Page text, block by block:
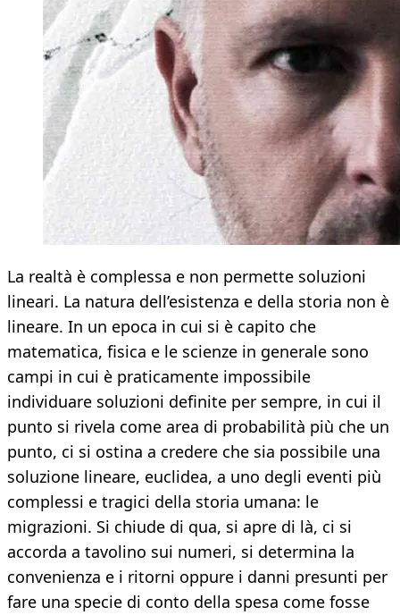
La realtà è complessa e non permette soluzioni
lineari. La natura dell’esistenza e della storia non è
lineare. In un epoca in cui si è capito che
matematica, fisica e le scienze in generale sono
campi in cui è praticamente impossibile
individuare soluzioni definite per sempre, in cui il
punto si rivela come area di probabilità più che un
punto, ci si ostina a credere che sia possibile una
soluzione lineare, euclidea, a uno degli eventi più
complessi e tragici della storia umana: le
migrazioni. Si chiude di qua, si apre di là, ci si
accorda a tavolino sui numeri, si determina la
convenienza e i ritorni oppure i danni presunti per
fare una specie di conto della spesa come fosse